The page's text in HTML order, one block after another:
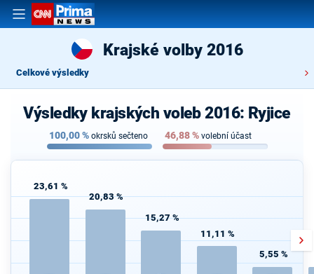
Krajské volby 2016
Celkové výsledky
Výsledky krajských voleb 2016: Ryjice
100,00% okrsků sečteno 46,88% volební účast
23,61 %
20,83 %
15,27 %
11,11 %
5,55 %